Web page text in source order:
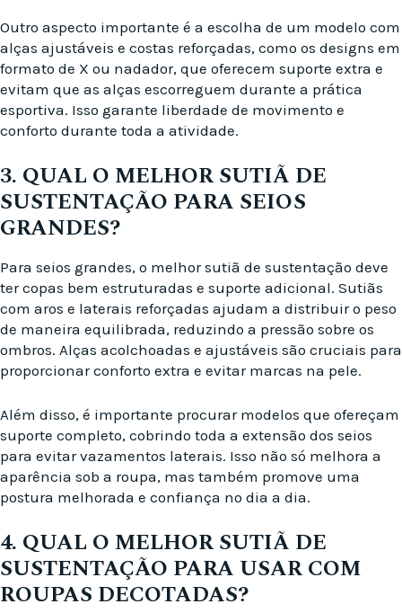
Outro aspecto importante é a escolha de um modelo com
alças ajustáveis e costas reforçadas, como os designs em
formato de X ou nadador, que oferecem suporte extra e
evitam que as alças escorreguem durante a prática
esportiva. Isso garante liberdade de movimento e
conforto durante toda a atividade.
3. QUAL O MELHOR SUTIÃ DE
SUSTENTAÇÃO PARA SEIOS
GRANDES?
Para seios grandes, o melhor sutiã de sustentação deve
ter copas bem estruturadas e suporte adicional. Sutiãs
com aros e laterais reforçadas ajudam a distribuir o peso
de maneira equilibrada, reduzindo a pressão sobre os
ombros. Alças acolchoadas e ajustáveis são cruciais para
proporcionar conforto extra e evitar marcas na pele.
Além disso, é importante procurar modelos que ofereçam
suporte completo, cobrindo toda a extensão dos seios
para evitar vazamentos laterais. Isso não só melhora a
aparência sob a roupa, mas também promove uma
postura melhorada e confiança no dia a dia.
4. QUAL O MELHOR SUTIÃ DE
SUSTENTAÇÃO PARA USAR COM
ROUPAS DECOTADAS?